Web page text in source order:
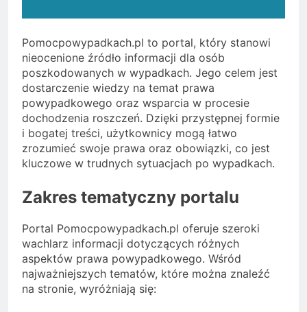
Pomocpowypadkach.pl to portal, który stanowi
nieocenione źródło informacji dla osób
poszkodowanych w wypadkach. Jego celem jest
dostarczenie wiedzy na temat prawa
powypadkowego oraz wsparcia w procesie
dochodzenia roszczeń. Dzięki przystępnej formie
i bogatej treści, użytkownicy mogą łatwo
zrozumieć swoje prawa oraz obowiązki, co jest
kluczowe w trudnych sytuacjach po wypadkach.
Zakres tematyczny portalu
Portal Pomocpowypadkach.pl oferuje szeroki
wachlarz informacji dotyczących różnych
aspektów prawa powypadkowego. Wśród
najważniejszych tematów, które można znaleźć
na stronie, wyróżniają się: